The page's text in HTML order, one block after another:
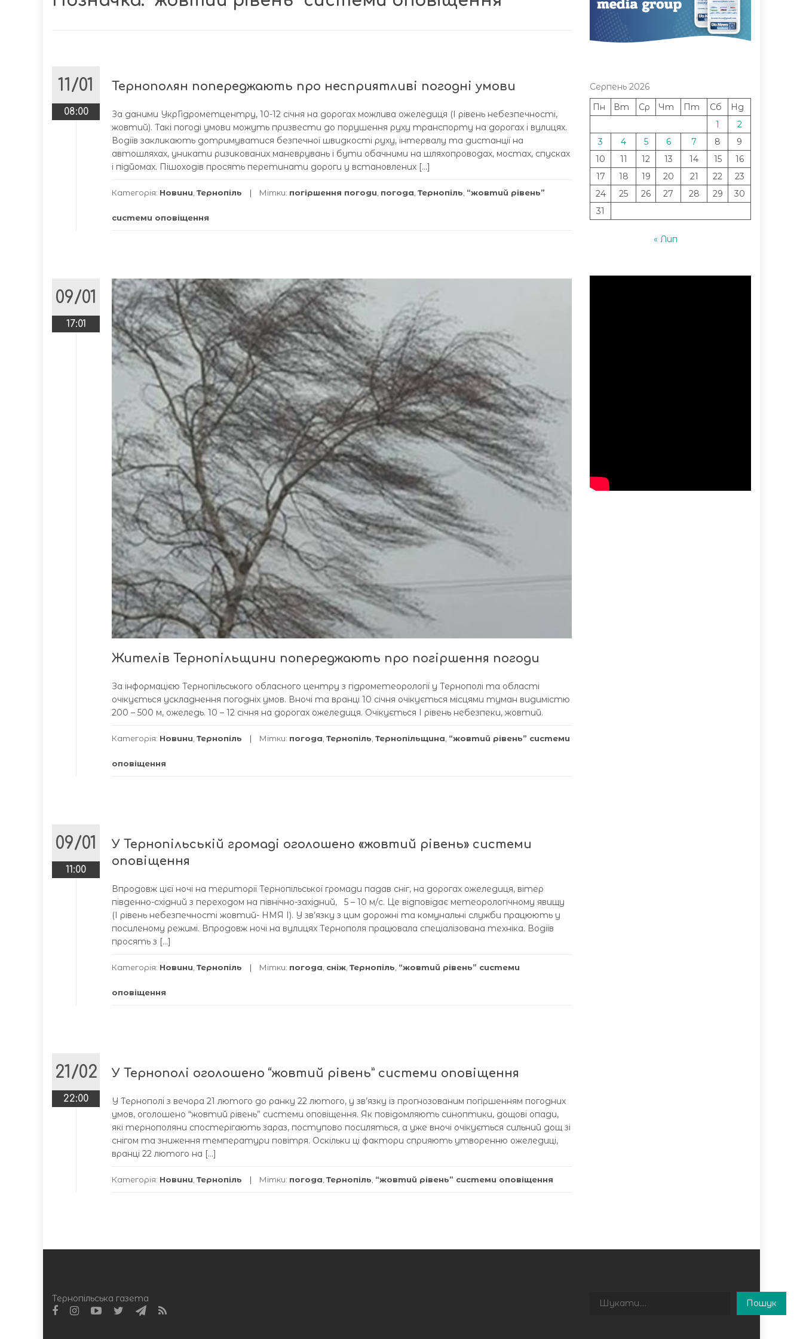
11/01
08:00
Тернополян попереджають про несприятливі погодні умови
За даними УкрГідрометцентру, 10-12 січня на дорогах можлива ожеледиця (І рівень небезпечності,
жовтий). Такі погоді умови можуть призвести до порушення руху транспорту на дорогах і вулицях.
Водіїв закликають дотримуватися безпечної швидкості руху, інтервалу та дистанції на
автошляхах, уникати ризикованих маневрувань і бути обачними на шляхопроводах, мостах, спусках
і підйомах. Пішоходів просять перетинати дороги у встановлених […]
Категорія: Новини Тернопіль Мітки: погіршення погоди погода Тернопіль “жовтий рівень”
системи оповіщення
09/01
17:01
Жителів Тернопільщини попереджають про погіршення погоди
За інформацією Тернопільського обласного центру з гідрометеорології у Тернополі та області
очікується ускладнення погодніх умов. Вночі та вранці 10 січня очікується місцями туман видимістю
200 – 500 м, ожеледь. 10 – 12 січня на дорогах ожеледиця. Очікується І рівень небезпеки, жовтий.
Категорія: Новини Тернопіль Мітки: погода Тернопіль Тернопільщина “жовтий рівень” системи
оповіщення
09/01
11:00
У Тернопільській громаді оголошено «жовтий рівень» системи
оповіщення
Впродовж цієї ночі на території Тернопільської громади падав сніг, на дорогах ожеледиця, вітер
південно-східний з переходом на північно-західний, 5 – 10 м/с. Це відповідає метеорологічному явищу
(І рівень небезпечності жовтий- НМЯ І). У зв’язку з цим дорожні та комунальні служби працюють у
посиленому режимі. Впродовж ночі на вулицях Тернополя працювала спеціалізована техніка. Водіїв
просять з […]
Категорія: Новини Тернопіль Мітки: погода сніж Тернопіль “жовтий рівень” системи
оповіщення
21/02
22:00
У Тернополі оголошено “жовтий рівень” системи оповіщення
У Тернополі з вечора 21 лютого до ранку 22 лютого, у зв’язку із прогнозованим погіршенням погодних
умов, оголошено “жовтий рівень” системи оповіщення. Як повідомляють синоптики, дощові опади,
які тернополяни спостерігають зараз, поступово посиляться, а уже вночі очікується сильний дощ зі
снігом та зниження температури повітря. Оскільки ці фактори сприяють утворенню ожеледиці,
вранці 22 лютого на […]
Категорія: Новини Тернопіль Мітки: погода Тернопіль “жовтий рівень” системи оповіщення
Серпень 2026
Пн
Вт Ср Чт Пт Сб
Нд
1
2
3
4 5 6 7 8
9
10
11 12 13 14 15
16
17
18 19 20 21 22
23
24
25 26 27 28 29
30
31
« Лип
Тернопільська газета Пошук
Пошук